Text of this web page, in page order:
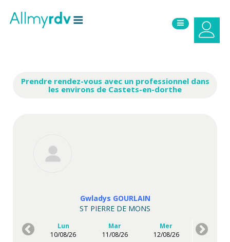
Prendre rendez-vous avec un professionnel dans
les environs de Castets-en-dorthe
Gwladys GOURLAIN
ST PIERRE DE MONS
Lun
10/08/26
Mar
11/08/26
Mer
12/08/26